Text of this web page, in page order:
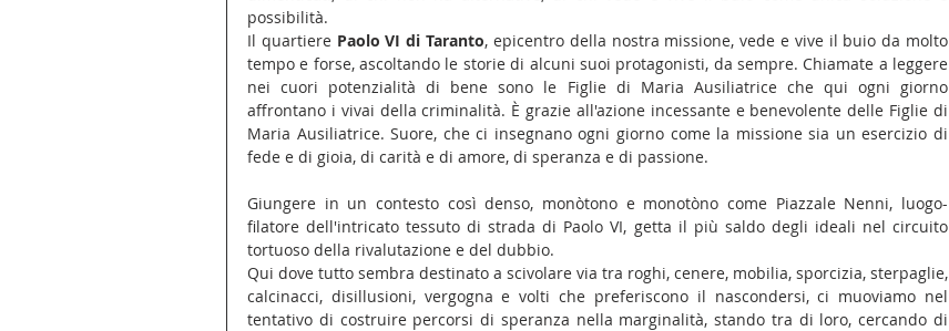
possibilità.
Il quartiere Paolo VI di Taranto, epicentro della nostra missione, vede e vive il buio da molto
tempo e forse, ascoltando le storie di alcuni suoi protagonisti, da sempre. Chiamate a leggere
nei cuori potenzialità di bene sono le Figlie di Maria Ausiliatrice che qui ogni giorno
affrontano i vivai della criminalità. È grazie all'azione incessante e benevolente delle Figlie di
Maria Ausiliatrice. Suore, che ci insegnano ogni giorno come la missione sia un esercizio di
fede e di gioia, di carità e di amore, di speranza e di passione.
Giungere in un contesto così denso, monòtono e monotòno come Piazzale Nenni, luogo-
filatore dell'intricato tessuto di strada di Paolo VI, getta il più saldo degli ideali nel circuito
tortuoso della rivalutazione e del dubbio.
Qui dove tutto sembra destinato a scivolare via tra roghi, cenere, mobilia, sporcizia, sterpaglie,
calcinacci, disillusioni, vergogna e volti che preferiscono il nascondersi, ci muoviamo nel
tentativo di costruire percorsi di speranza nella marginalità, stando tra di loro, cercando di